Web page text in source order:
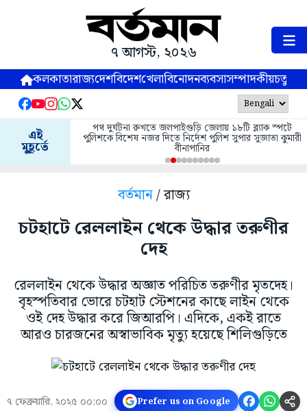
৭ আগস্ট, ২০২৬
কলকাতারাজ্যদেশবিদেশখেলাবিনোদনব্যবসাসম্পাদকীয়
এই
মুহূর্তে
পথ দুর্ঘটনা রুখতে জলপাইগুড়ি জেলায় ১৮টি ব্ল্যাক স্পটে
পুলিশকে বিশেষ নজর দিতে নির্দেশ পুলিশ সুপার সুজাতা কুমারী
বীনাপানির
বর্তমান/ রাজ্য
চটহাটে রেললাইন থেকে উদ্ধার তরুণীর
দেহ
রেললাইন থেকে উদ্ধার অজ্ঞাত পরিচিত তরুণীর মৃতদেহ।
বৃহস্পতিবার ভোরে চটহাট স্টেশনের কাছে লাইন থেকে
ওই দেহ উদ্ধার করে জিআরপি। এদিকে, একই রাতে
আরও চারজনের অস্বাভাবিক মৃত্যু হয়েছে শিলিগুড়িতে
৭ ফেব্রুয়ারি, ২০২৫ ০০:০০ Prefer us on Google